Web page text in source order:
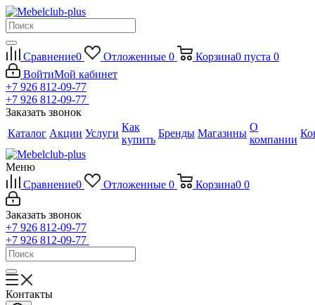
Сравнение0 Отложенные 0 Корзина0 пуста 0
ВойтиМой кабинет
+7 926 812-09-77
+7 926 812-09-77
Заказать звонок
Каталог Акции Услуги
Как
купить
Бренды Магазины
О
компании
Меню
Сравнение0 Отложенные 0 Корзина0 0
Заказать звонок
+7 926 812-09-77
+7 926 812-09-77
Контакты